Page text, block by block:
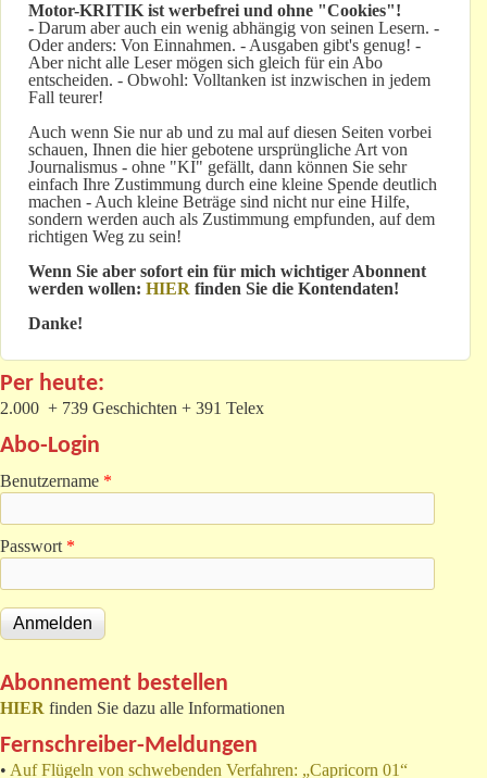
Motor-KRITIK ist werbefrei und ohne "Cookies"!
- Darum aber auch ein wenig abhängig von seinen Lesern. -
Oder anders: Von Einnahmen. - Ausgaben gibt's genug! -
Aber nicht alle Leser mögen sich gleich für ein Abo
entscheiden. - Obwohl: Volltanken ist inzwischen in jedem
Fall teurer!
Auch wenn Sie nur ab und zu mal auf diesen Seiten vorbei
schauen, Ihnen die hier gebotene ursprüngliche Art von
Journalismus - ohne "KI" gefällt, dann können Sie sehr
einfach Ihre Zustimmung durch eine kleine Spende deutlich
machen - Auch kleine Beträge sind nicht nur eine Hilfe,
sondern werden auch als Zustimmung empfunden, auf dem
richtigen Weg zu sein!
Wenn Sie aber sofort ein für mich wichtiger Abonnent
werden wollen: HIER finden Sie die Kontendaten!
Danke!
Per heute:
2.000 + 739 Geschichten + 391 Telex
Abo-Login
Benutzername *
Passwort *
Abonnement bestellen
HIER finden Sie dazu alle Informationen
Fernschreiber-Meldungen
• Auf Flügeln von schwebenden Verfahren: „Capricorn 01“